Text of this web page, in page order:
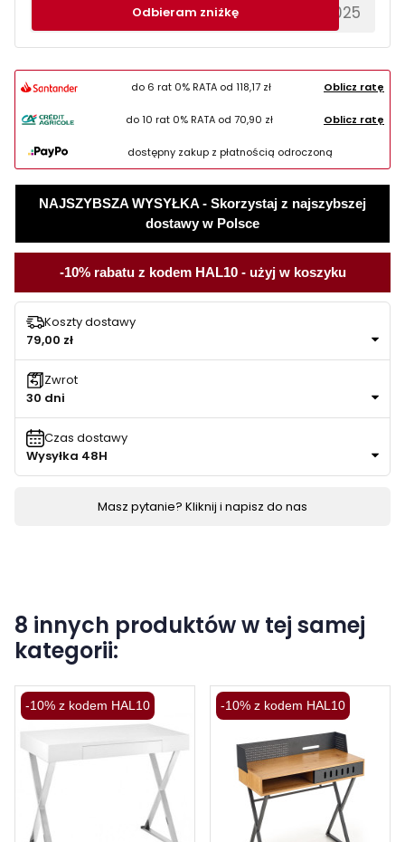
********EWS2025
Odbieram zniżkę
do 6 rat 0% RATA od 118,17 zł Oblicz ratę
do 10 rat 0% RATA od 70,90 zł Oblicz ratę
dostępny zakup z płatnością odroczoną
NAJSZYBSZA WYSYŁKA - Skorzystaj z najszybszej
dostawy w Polsce
-10% rabatu z kodem HAL10 - użyj w koszyku
Koszty dostawy
79,00 zł
Zwrot
30 dni
Czas dostawy
Wysyłka 48H
Masz pytanie? Kliknij i napisz do nas
8 innych produktów w tej samej
kategorii:
-10% z kodem HAL10 -10% z kodem HAL10